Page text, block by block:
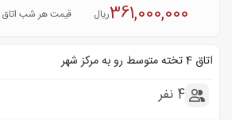
361,000,000ریال قیمت هر شب اتاق
اتاق 4 تخته متوسط رو به مرکز شهر
4 نفر